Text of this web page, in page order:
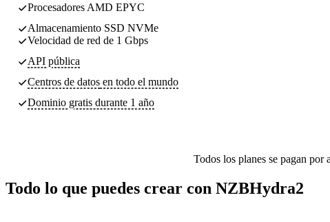
Procesadores AMD EPYC
Almacenamiento SSD NVMe
Velocidad de red de 1 Gbps
API pública
Centros de datos en todo el mundo
Dominio gratis durante 1 año
Todos los planes se pagan
Todo lo que puedes crear con NZBHydra2